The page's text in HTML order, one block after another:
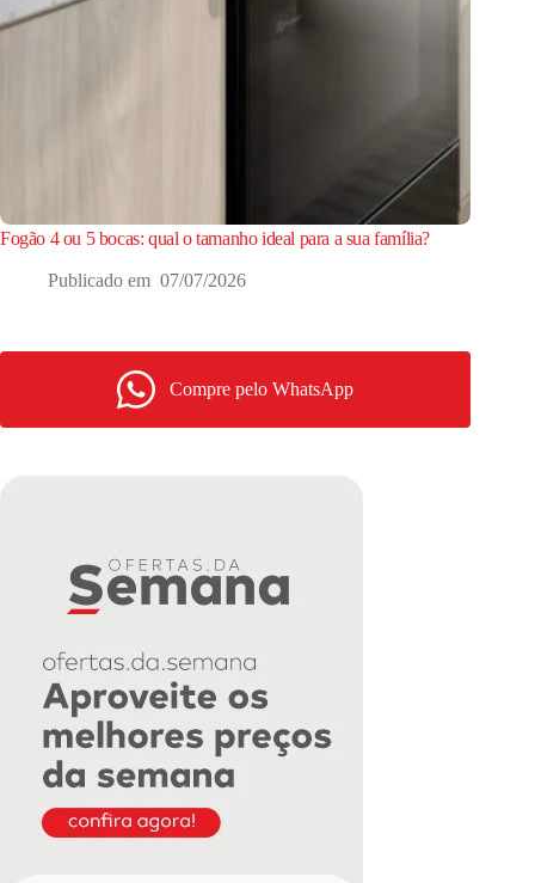
Fogão 4 ou 5 bocas: qual o tamanho ideal para a sua família?
07/07/2026
Compre pelo WhatsApp